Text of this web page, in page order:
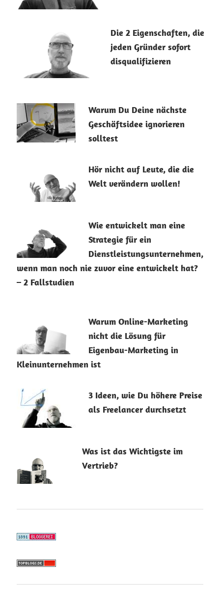
9. Januar 2026
Die 2 Eigenschaften, die
jeden Gründer sofort
disqualifizieren
24. März 2026
Warum Du Deine nächste
Geschäftsidee ignorieren
solltest
19. März 2026
Hör nicht auf Leute, die die
Welt verändern wollen!
13. Januar 2026
Wie entwickelt man eine
Strategie für ein
Dienstleistungsunternehmen,
wenn man noch nie zuvor eine entwickelt hat?
– 2 Fallstudien
8. Januar 2026
Warum Online-Marketing
nicht die Lösung für
Eigenbau-Marketing in
Kleinunternehmen ist
22. April 2024
3 Ideen, wie Du höhere Preise
als Freelancer durchsetzt
8. August 2023
Was ist das Wichtigste im
Vertrieb?